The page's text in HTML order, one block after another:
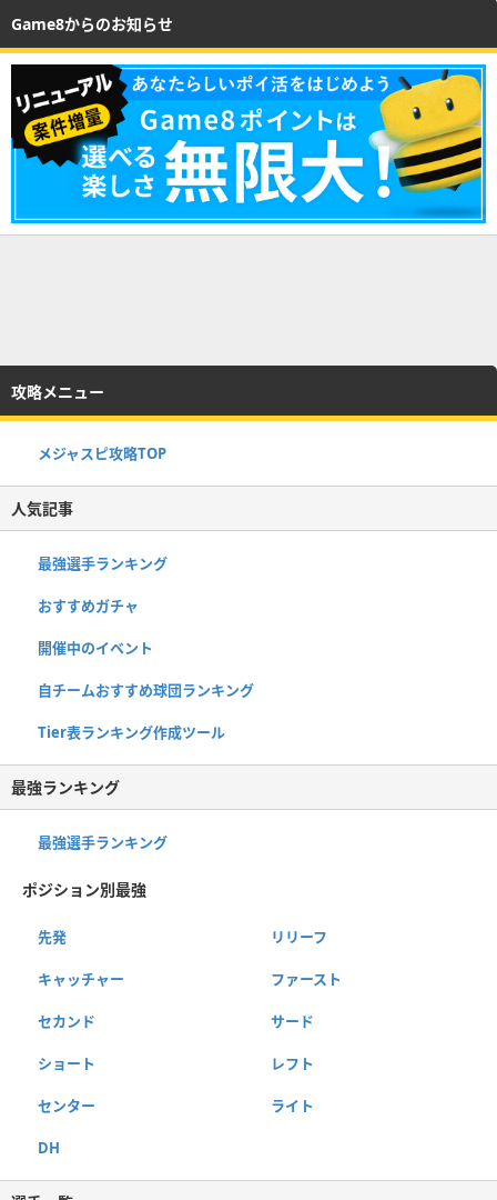
Game8からのお知らせ
攻略メニュー
メジャスピ攻略TOP
人気記事
最強選手ランキング
おすすめガチャ
開催中のイベント
自チームおすすめ球団ランキング
Tier表ランキング作成ツール
最強ランキング
最強選手ランキング
ポジション別最強
先発 リリーフ
キャッチャー ファースト
セカンド サード
ショート レフト
センター ライト
DH